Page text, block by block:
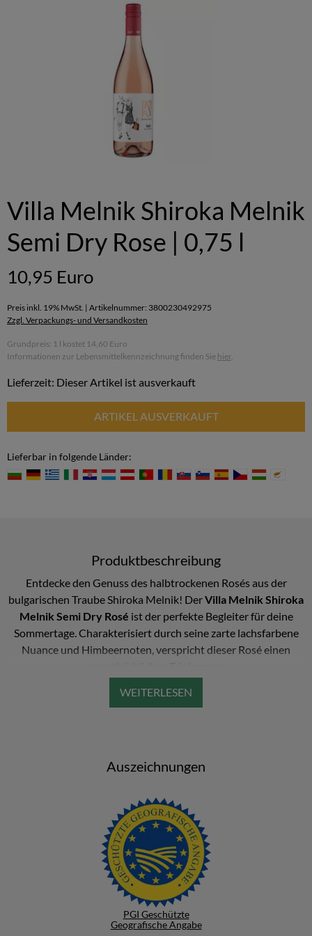
Villa Melnik Shiroka Melnik
Semi Dry Rose | 0,75 l
10,95 Euro
Preis inkl. 19% MwSt. | Artikelnummer: 3800230492975
Zzgl. Verpackungs- und Versandkosten
Grundpreis: 1 l kostet 14,60 Euro
Informationen zur Lebensmittelkennzeichnung finden Sie hier.
Lieferzeit: Dieser Artikel ist ausverkauft
ARTIKEL AUSVERKAUFT
Lieferbar in folgende Länder:
Produktbeschreibung
Entdecke den Genuss des halbtrockenen Rosés aus der
bulgarischen Traube Shiroka Melnik! DerVilla Melnik Shiroka
Melnik Semi Dry Rosé ist der perfekte Begleiter für deine
Sommertage. Charakterisiert durch seine zarte lachsfarbene
Nuance und Himbeernoten, verspricht dieser Rosé einen
Er startet mit einem anregendenDuft, der an fruchtige
angenehmen Süße und angemessenen Säure.
Eine hervorragende Weinwahl, um sie an einem heißen
Sommerabend mit Freunden zu teilen. Lass dich von seiner
Frische und Eleganz überraschen, kombiniert mit
Hagebutten und Beerenfrüchten, Kräutern und Zitrusnoten
am Gaumen.
Speisenempfehlungen reichen von Salaten mit fruchtigem
Dressing und karamellisierten Nüssen über herzhafte
Auszeichnungen
PGI Geschützte
Geografische Angabe